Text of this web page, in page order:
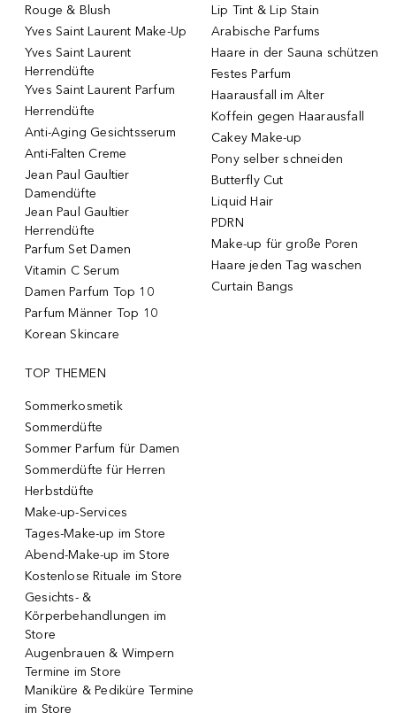
Rouge & Blush
Yves Saint Laurent Make-Up
Yves Saint Laurent
Herrendüfte
Yves Saint Laurent Parfum
Herrendüfte
Anti-Aging Gesichtsserum
Anti-Falten Creme
Jean Paul Gaultier
Damendüfte
Jean Paul Gaultier
Herrendüfte
Parfum Set Damen
Vitamin C Serum
Damen Parfum Top 10
Parfum Männer Top 10
Korean Skincare
Lip Tint & Lip Stain
Arabische Parfums
Haare in der Sauna schützen
Festes Parfum
Haarausfall im Alter
Koffein gegen Haarausfall
Cakey Make-up
Pony selber schneiden
Butterfly Cut
Liquid Hair
PDRN
Make-up für große Poren
Haare jeden Tag waschen
Curtain Bangs
TOP THEMEN
Sommerkosmetik
Sommerdüfte
Sommer Parfum für Damen
Sommerdüfte für Herren
Herbstdüfte
Make-up-Services
Tages-Make-up im Store
Abend-Make-up im Store
Kostenlose Rituale im Store
Gesichts- &
Körperbehandlungen im
Store
Augenbrauen & Wimpern
Termine im Store
Maniküre & Pediküre Termine
im Store